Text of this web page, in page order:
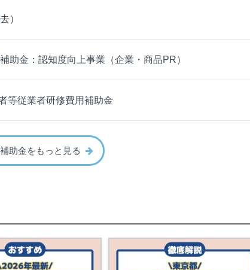
）
助金：認知度向上事業（企業・商品PR）
等従業者研修費用補助金
助金をもっと見る